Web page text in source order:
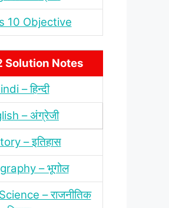
10 Objective
Solution Notes
– हिन्‍दी
– अंग्रेजी
– इतिहास
– भूगोल
– राजनीतिक